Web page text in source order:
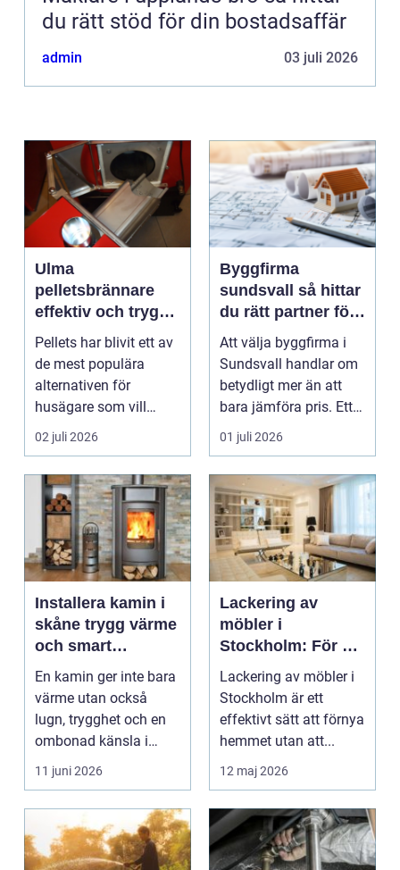
du rätt stöd för din bostadsaffär
admin 03 juli 2026
Ulma
pelletsbrännare
effektiv och trygg
värme med pellets
Pellets har blivit ett av
de mest populära
alternativen för
husägare som vill
kombinera låga
uppvärm...
02 juli 2026
Byggfirma
sundsvall så hittar
du rätt partner för
ditt projekt
Att välja byggfirma i
Sundsvall handlar om
betydligt mer än att
bara jämföra pris. Ett
bygge påverka...
01 juli 2026
Installera kamin i
skåne trygg värme
och smart
investering
En kamin ger inte bara
värme utan också
lugn, trygghet och en
ombonad känsla i
hemmet. Allt fler hus...
11 juni 2026
Lackering av
möbler i
Stockholm: För ett
hållbart och
snyggt hem
Lackering av möbler i
Stockholm är ett
effektivt sätt att förnya
hemmet utan att...
12 maj 2026